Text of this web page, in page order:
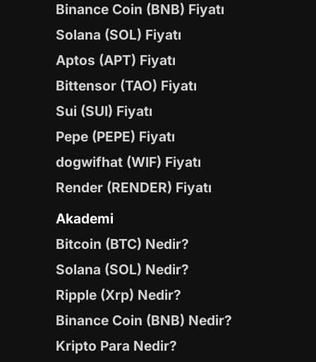
Binance Coin (BNB) Fiyatı
Solana (SOL) Fiyatı
Aptos (APT) Fiyatı
Bittensor (TAO) Fiyatı
Sui (SUI) Fiyatı
Pepe (PEPE) Fiyatı
dogwifhat (WIF) Fiyatı
Render (RENDER) Fiyatı
Akademi
Bitcoin (BTC) Nedir?
Solana (SOL) Nedir?
Ripple (Xrp) Nedir?
Binance Coin (BNB) Nedir?
Kripto Para Nedir?